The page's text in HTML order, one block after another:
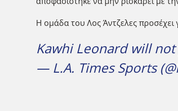
Η ομάδα του Λος Άντζελες προσέχει
Kawhi Leonard will
— L.A. Times Sports